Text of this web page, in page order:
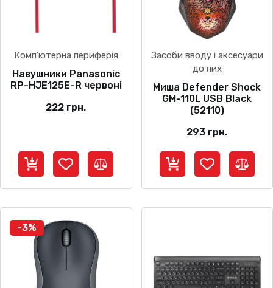
Комп’ютерна периферія
Навушники Panasonic
RP-HJE125E-R червоні
222 грн.
Засоби вводу і аксесуари
до них
Миша Defender Shock
GM-110L USB Black
(52110)
293 грн.
-3%